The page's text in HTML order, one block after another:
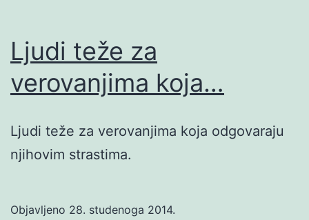
Ljudi teže za
verovanjima koja…
Ljudi teže za verovanjima koja odgovaraju
njihovim strastima.
Objavljeno 28. studenoga 2014.